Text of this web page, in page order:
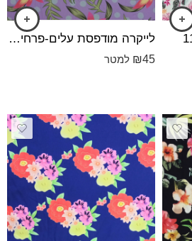
לייקרה מודפסת ‎⁨עלים-פרחים ונקודות - רקע סגול לילך
₪45 למטר